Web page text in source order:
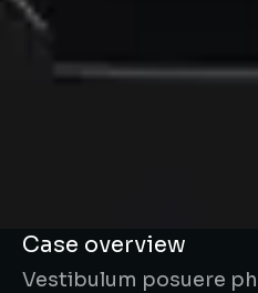
Case overview
Vestibulum posuere